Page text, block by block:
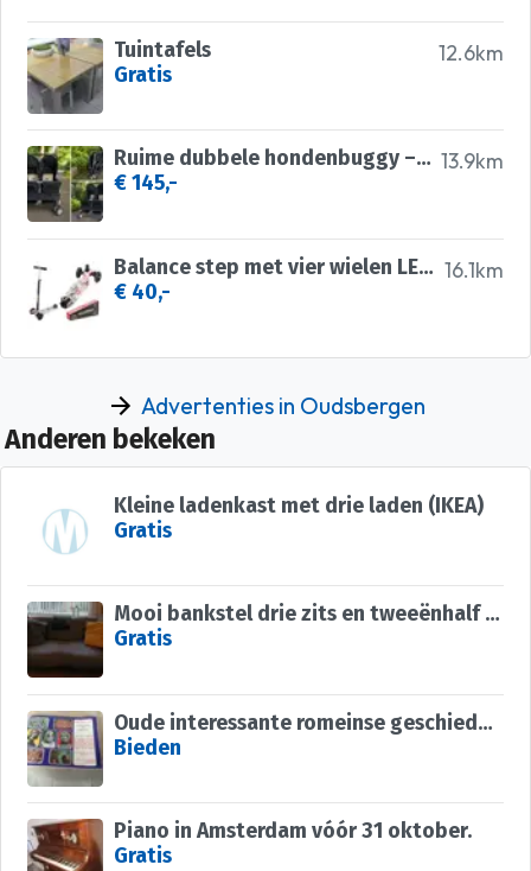
12.6km
Tuintafels
Gratis
13.9km
Ruime dubbele hondenbuggy – opvouwbaar en praktisch! 🐾
€ 145,-
16.1km
Balance step met vier wielen LED knipsels
€ 40,-
Advertenties in Oudsbergen
Anderen bekeken
Kleine ladenkast met drie laden (IKEA)
Gratis
Mooi bankstel drie zits en tweeënhalf zits
Gratis
Oude interessante romeinse geschiedenis boek; Rome en Grieks
Bieden
Piano in Amsterdam vóór 31 oktober.
Gratis